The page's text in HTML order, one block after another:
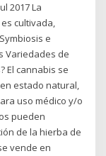
2017 La
cultivada,
e
Variedades de
El cannabis se
estado natural,
uso médico y/o
pueden
de la hierba de
vende en